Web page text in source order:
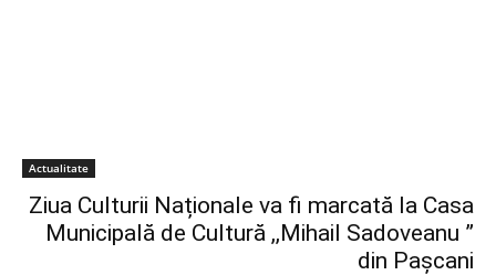
Actualitate
Ziua Culturii Naționale va fi marcată la Casa
Municipală de Cultură ,,Mihail Sadoveanu ”
din Pașcani